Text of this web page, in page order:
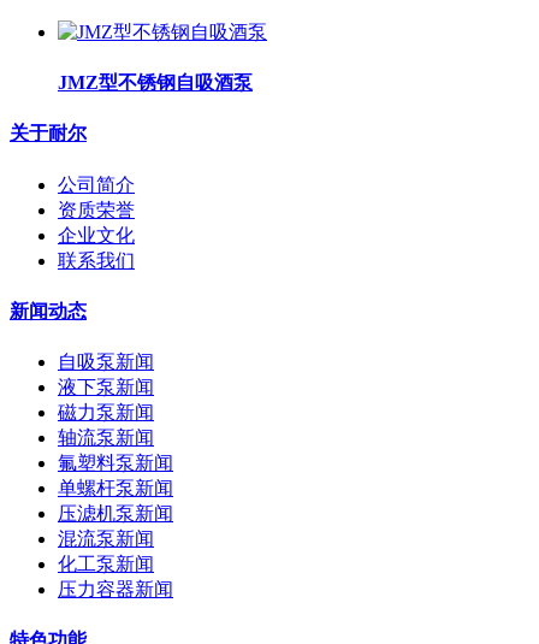
JMZ型不锈钢自吸酒泵
关于耐尔
公司简介
资质荣誉
企业文化
联系我们
新闻动态
自吸泵新闻
液下泵新闻
磁力泵新闻
轴流泵新闻
氟塑料泵新闻
单螺杆泵新闻
压滤机泵新闻
混流泵新闻
化工泵新闻
压力容器新闻